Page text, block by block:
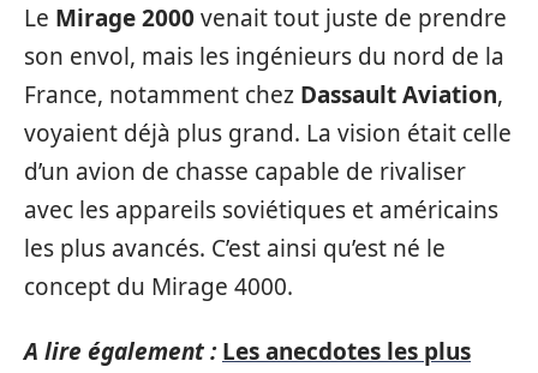
Le Mirage 2000venait tout juste de prendre
son envol, mais les ingénieurs du nord de la
France, notamment chez Dassault Aviation,
voyaient déjà plus grand. La vision était celle
d’un avion de chasse capable de rivaliser
avec les appareils soviétiques et américains
les plus avancés. C’est ainsi qu’est né le
concept du Mirage 4000.
A lire également : Les anecdotes les plus